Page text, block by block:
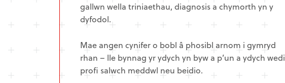
gallwn wella triniaethau, diagnosis a chymorth yn y
dyfodol.
Mae angen cynifer o bobl â phosibl arnom i gymryd
rhan – lle bynnag yr ydych yn byw a p’un a ydych wedi
profi salwch meddwl neu beidio.